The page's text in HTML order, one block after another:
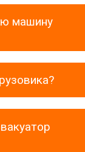
машину